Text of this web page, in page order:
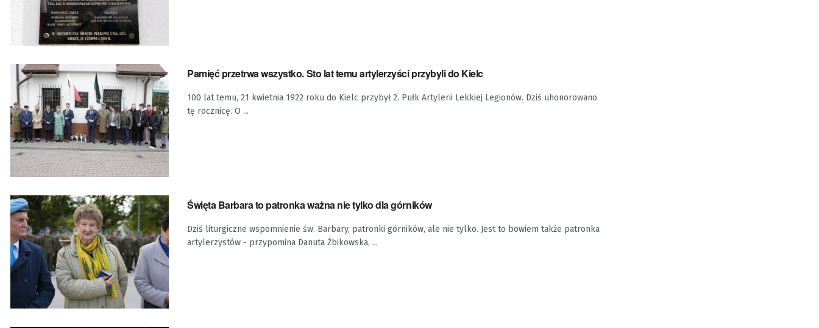
Pamięć przetrwa wszystko. Sto lat temu artylerzyści przybyli do Kielc
100 lat temu, 21 kwietnia 1922 roku do Kielc przybył 2. Pułk Artylerii Lekkiej Legionów. Dziś uhonorowano
tę rocznicę. O ...
Święta Barbara to patronka ważna nie tylko dla górników
Dziś liturgiczne wspomnienie św. Barbary, patronki górników, ale nie tylko. Jest to bowiem także patronka
artylerzystów - przypomina Danuta Żbikowska, ...